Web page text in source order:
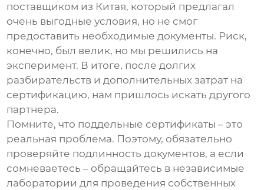
поставщиком из Китая, который предлагал
очень выгодные условия, но не смог
предоставить необходимые документы. Риск,
конечно, был велик, но мы решились на
эксперимент. В итоге, после долгих
разбирательств и дополнительных затрат на
сертификацию, нам пришлось искать другого
партнера.
Помните, что поддельные сертификаты – это
реальная проблема. Поэтому, обязательно
проверяйте подлинность документов, а если
сомневаетесь – обращайтесь в независимые
лаборатории для проведения собственных